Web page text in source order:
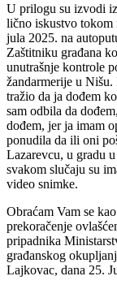
U prilogu su izvodi
lično iskustvo tokom
jula 2025. na
Zaštitniku građana
unutrašnje kontrole
žandarmerije u
tražio da ja dođem
sam odbila da
dođem, jer ja imam
ponudila da ili oni
Lazarevcu, u gradu
svakom slučaju su
video snimke.
Obraćam Vam se
prekoračenje
pripadnika
građanskog
Lajkovac, dana 25.